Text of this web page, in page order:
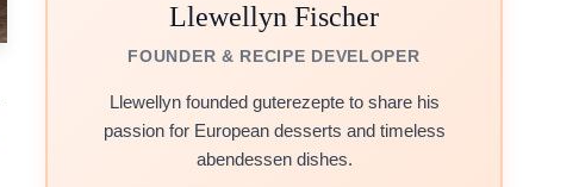
Llewellyn Fischer
FOUNDER & RECIPE DEVELOPER
Llewellyn founded guterezepte to share his
passion for European desserts and timeless
abendessen dishes.